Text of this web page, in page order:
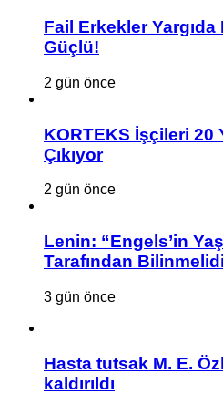
Fail Erkekler
Güçlü!
2 gün önce
KORTEKS İşçileri 20
Çıkıyor
2 gün önce
Lenin: “Engels’in
Tarafından
3 gün önce
Hasta tutsak M. E.
kaldırıldı